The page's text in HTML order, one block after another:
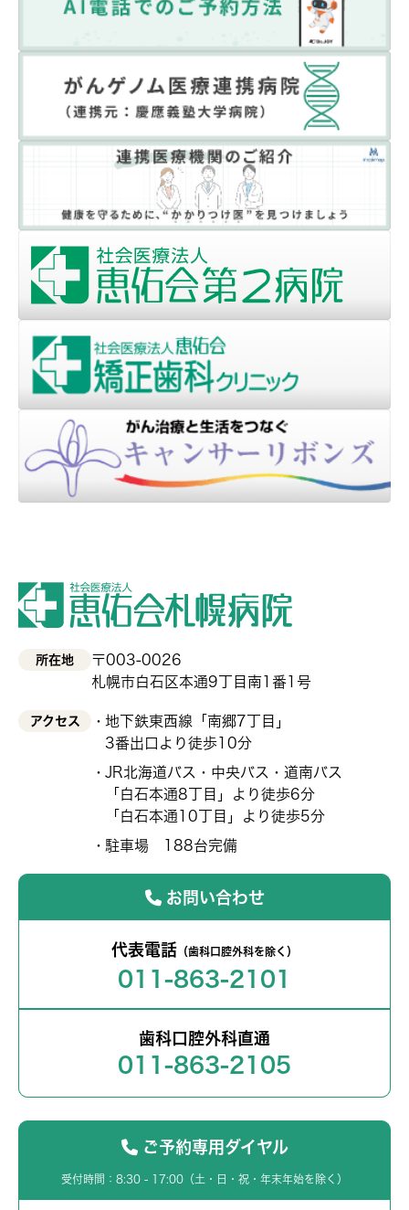
所在地
〒003-0026
札幌市白石区本通9丁目南1番1号
アクセス
地下鉄東西線「南郷7丁目」
3番出口より徒歩10分
JR北海道バス・中央バス・道南バス
「白石本通8丁目」より徒歩6分
「白石本通10丁目」より徒歩5分
駐車場 188台完備
お問い合わせ
代表電話 （歯科口腔外科を除く）
011-863-2101
歯科口腔外科直通
011-863-2105
ご予約専用ダイヤル
受付時間：8:30 - 17:00（土・日・祝・年末年始を除く）